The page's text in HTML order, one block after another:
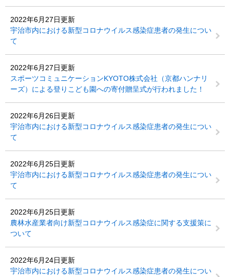
2022年6月27日更新
宇治市内における新型コロナウイルス感染症患者の発生につい
て
2022年6月27日更新
スポーツコミュニケーションKYOTO株式会社（京都ハンナリ
ーズ）による登りこども園への寄付贈呈式が行われました！
2022年6月26日更新
宇治市内における新型コロナウイルス感染症患者の発生につい
て
2022年6月25日更新
宇治市内における新型コロナウイルス感染症患者の発生につい
て
2022年6月25日更新
農林水産業者向け新型コロナウイルス感染症に関する支援策に
ついて
2022年6月24日更新
宇治市内における新型コロナウイルス感染症患者の発生につい